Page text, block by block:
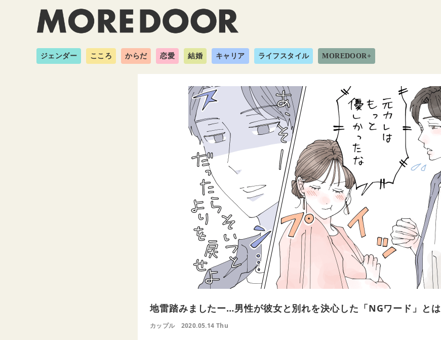
ジェンダー こころ からだ 恋愛 結婚 キャリア ライフスタイル MOREDOOR+
地雷踏みましたー…男性が彼女と別れを決心した「NGワード」とは
カップル 2020.05.14 Thu